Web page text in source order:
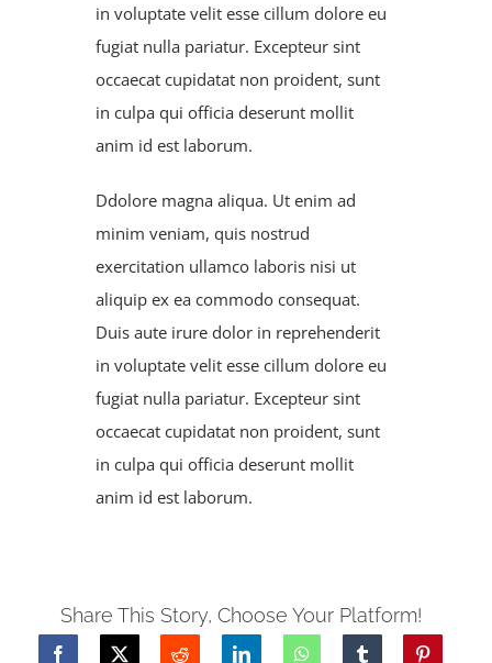
in voluptate velit esse cillum dolore eu
fugiat nulla pariatur. Excepteur sint
occaecat cupidatat non proident, sunt
in culpa qui officia deserunt mollit
anim id est laborum.
Ddolore magna aliqua. Ut enim ad
minim veniam, quis nostrud
exercitation ullamco laboris nisi ut
aliquip ex ea commodo consequat.
Duis aute irure dolor in reprehenderit
in voluptate velit esse cillum dolore eu
fugiat nulla pariatur. Excepteur sint
occaecat cupidatat non proident, sunt
in culpa qui officia deserunt mollit
anim id est laborum.
Share This Story, Choose Your Platform!